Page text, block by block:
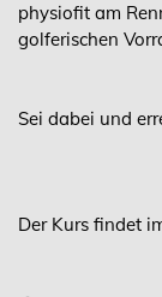
physiofit am
golferischen
Sei dabei und
Der Kurs findet